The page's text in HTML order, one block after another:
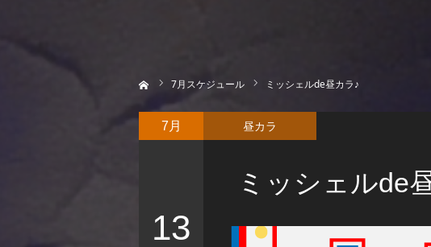
7月スケジュール ミッシェルde昼カラ♪
ミッシェルde
7月
13
昼カラ